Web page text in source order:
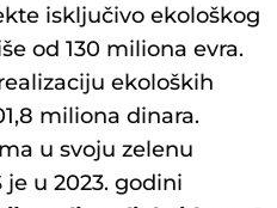
isključivo ekološkog
od 130 miliona evra.
ekoloških
miliona dinara.
u svoju zelenu
u 2023. godini